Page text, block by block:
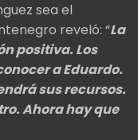
sea el
reveló: “La
positiva. Los
a Eduardo.
sus recursos.
Ahora hay que